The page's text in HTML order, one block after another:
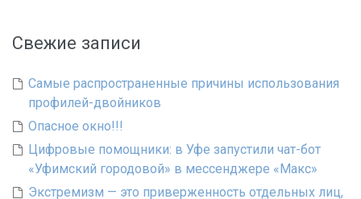
Свежие записи
Самые распространенные причины использования
профилей-двойников
Опасное окно!!!
Цифровые помощники: в Уфе запустили чат-бот
«Уфимский городовой» в мессенджере «Макс»
Экстремизм — это приверженность отдельных лиц,